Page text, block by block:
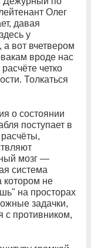
Олег
давая
у
вот вчетвером
вроде нас
четко
Толкаться
о состоянии
поступает в
мозг —
система
не
на просторах
задачки,
с противником,